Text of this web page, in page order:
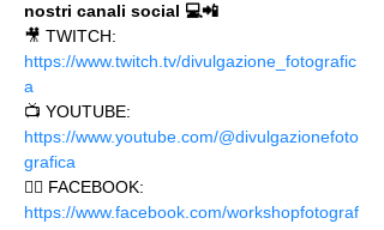
nostri canali social 💻📲
🎥 TWITCH:
https://www.twitch.tv/divulgazione_fotografic
a
📺 YOUTUBE:
https://www.youtube.com/@divulgazionefoto
grafica
🙋‍♂️ FACEBOOK:
https://www.facebook.com/workshopfotograf